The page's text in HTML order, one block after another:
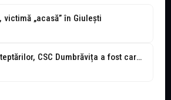
victimă „acasă” în Giulești
Conform așteptărilor, CSC Dumbrăvița a fost carne de tun pentru Rapid în...